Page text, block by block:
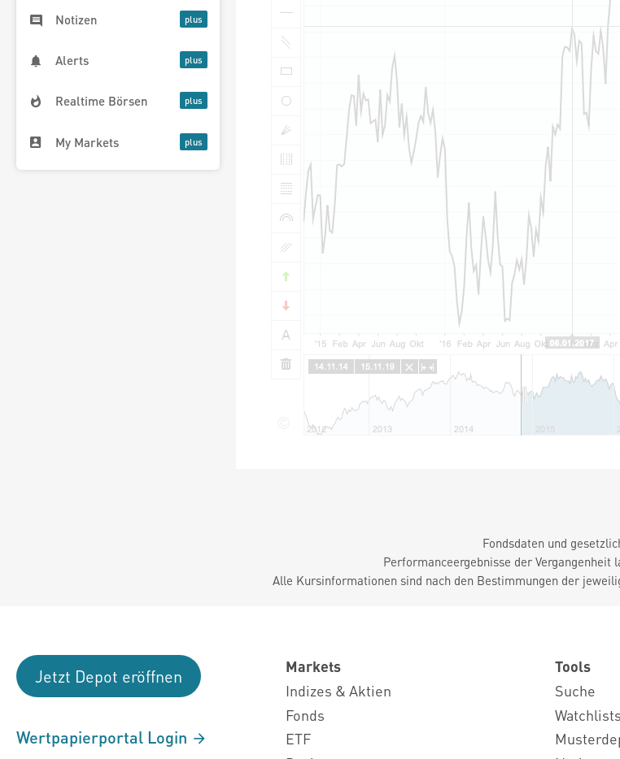
Notizen
Alerts
Realtime Börsen
My Markets
Fondsdaten und
Performanceergebnisse der
Alle Kursinformationen sind nach den Bestimmungen der
Jetzt Depot eröffnen
Wertpapierportal Login
Markets
Indizes & Aktien
Fonds
ETF
Tools
Suche
Watchlists